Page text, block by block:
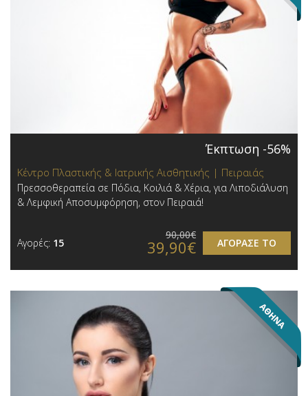
Έκπτωση -56%
Κέντρο Πλαστικής & Ιατρικής Αισθητικής | Πειραιάς
Πρεσσοθεραπεία σε Πόδια, Κοιλιά & Χέρια, για Λιποδιάλυση
& Λεμφική Αποσυμφόρηση, στον Πειραιά!
Αγορές: 15 ΑΓΟΡΑΣΕ ΤΟ
90,00€
39,90€